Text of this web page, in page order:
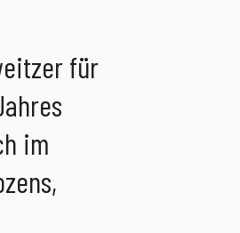
für
im